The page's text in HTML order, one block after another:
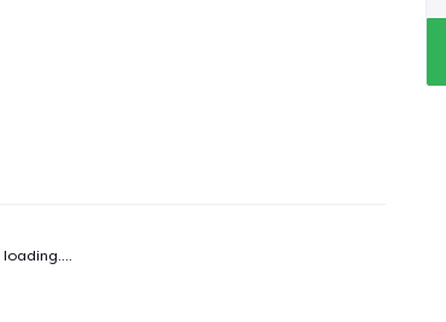
loading....